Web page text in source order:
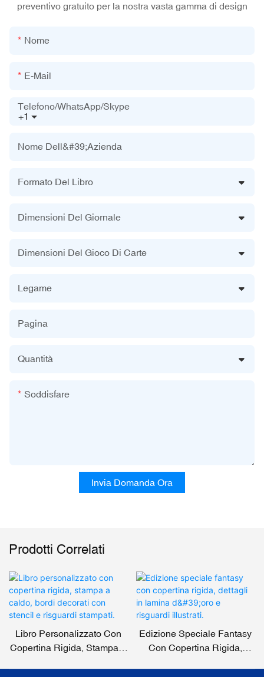
preventivo gratuito per la nostra vasta gamma di design
Nome
E-Mail
+1
Telefono/WhatsApp/Skype
Nome Dell&#39;azienda
Formato Del Libro
Dimensioni Del Giornale
Dimensioni Del Gioco Di Carte
Legame
Pagina
Quantità
Soddisfare
Invia Domanda Ora
Prodotti Correlati
Libro Personalizzato Con
Copertina Rigida, Stampa A
Edizione Speciale Fantasy
Con Copertina Rigida,